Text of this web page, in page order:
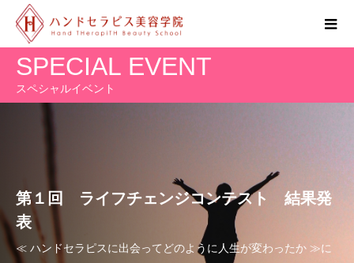
SPECIAL EVENT
スペシャルイベント
第１回 ライフチェンジコンテスト 結果発
表
≪ ハンドセラピスに出会ってどのように人生が変わったか ≫に